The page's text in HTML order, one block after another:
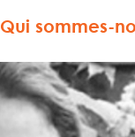
Qui sommes-